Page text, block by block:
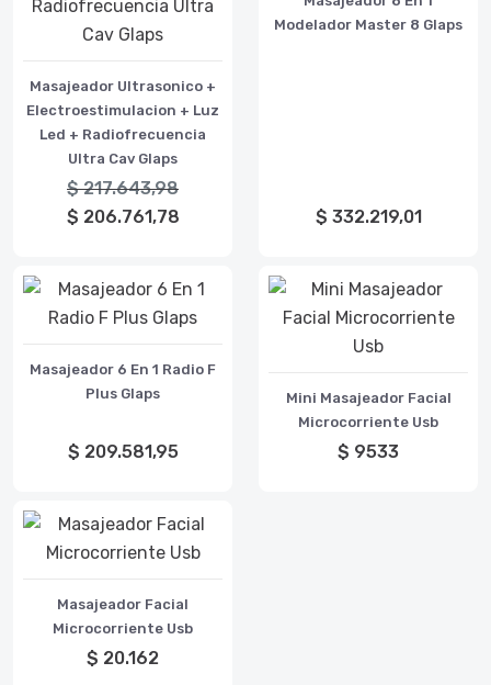
Masajeador Ultrasonico +
Electroestimulacion + Luz
Led + Radiofrecuencia
Ultra Cav Glaps
$ 217.643,98
$ 206.761,78
Modelador Master 8 Glaps
$ 332.219,01
Masajeador 6 En 1 Radio F
Plus Glaps
$ 209.581,95
Mini Masajeador Facial
Microcorriente Usb
$ 9533
Masajeador Facial
Microcorriente Usb
$ 20.162